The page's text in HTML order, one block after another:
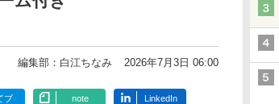
編集部：白江ちなみ 2026年7月3日 06:00
ブ note LinkedIn